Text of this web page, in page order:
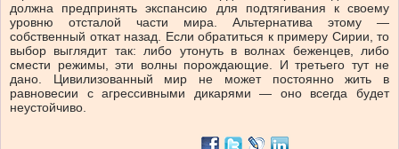
должна предпринять экспансию для подтягивания к своему
уровню отсталой части мира. Альтернатива этому —
собственный откат назад. Если обратиться к примеру Сирии, то
выбор выглядит так: либо утонуть в волнах беженцев, либо
смести режимы, эти волны порождающие. И третьего тут не
дано. Цивилизованный мир не может постоянно жить в
равновесии с агрессивными дикарями — оно всегда будет
неустойчиво.